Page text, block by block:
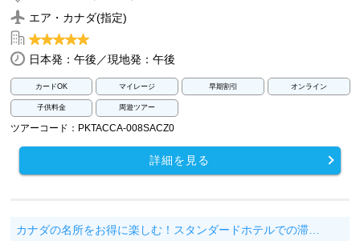
エア・カナダ(指定)
日本発：午後／現地発：午後
カードOK マイレージ 早期割引 オンライン
子供料金 周遊ツアー
ツアーコード：PKTACCA-008SACZ0
詳細を見る
カナダの名所をお得に楽しむ！スタンダードホテルでの滞…